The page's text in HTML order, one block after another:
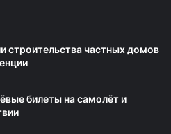
строительства частных домов
билеты на самолёт и